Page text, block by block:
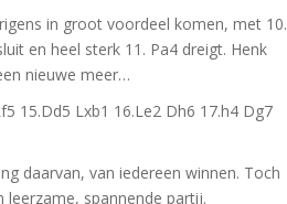
in groot voordeel komen, met 10.
en heel sterk 11. Pa4 dreigt. Henk
nieuwe meer…
15.Dd5 Lxb1 16.Le2 Dh6 17.h4 Dg7
daarvan, van iedereen winnen. Toch
leerzame, spannende partij.